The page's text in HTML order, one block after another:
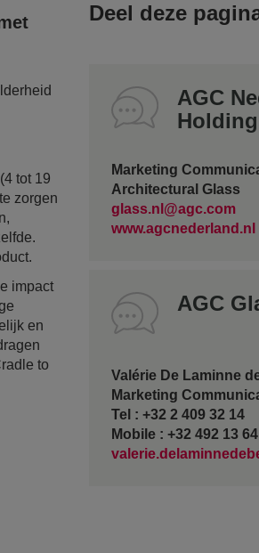
tot 19
zorgen
impact
en
to
Deel deze
AGC
Marketing
Architectural Glass
glass.nl@agc.com
www.agcnederland.nl
AGC
Valérie De Laminne
Marketing
Tel : +32 2 409 32 14
Mobile : +32 492 13